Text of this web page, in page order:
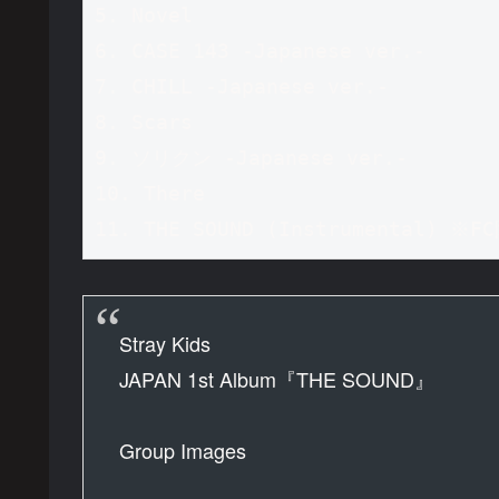
Stray Kids
JAPAN 1st Album『THE SOUND』
Group Images